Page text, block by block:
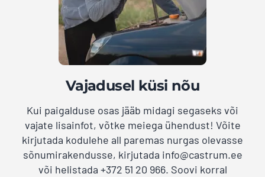
Vajadusel küsi nõu
Kui paigalduse osas jääb midagi segaseks või
vajate lisainfot, võtke meiega ühendust! Võite
kirjutada kodulehe all paremas nurgas olevasse
sõnumirakendusse, kirjutada info@castrum.ee
või helistada +372 51 20 966. Soovi korral